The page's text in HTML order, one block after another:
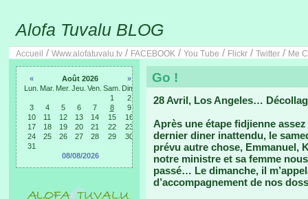
Alofa Tuvalu BLOG
Accueil / Www.alofatuvalu.tv / FACEBOOK / You Tube / Flickr / Twitter / Me
« Août 2026
»
Lun. Mar. Mer. Jeu. Ven. Sam. Dim.
1
2
3
4 5 6 7 8
9
10
11 12 13 14 15
16
17
18 19 20 21 22
23
24
25 26 27 28 29
30
31
08/08/2026
Go !
28 Avril, Los Angeles…
Après une étape fidjienne
dernier diner inattendu, le
prévu autre chose,
notre ministre et sa femme
passé… Le dimanche, il
d’accompagnement de nos